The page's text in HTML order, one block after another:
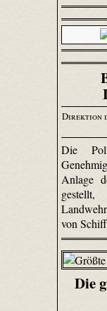
Direktion
Die
Anlage
von
Die